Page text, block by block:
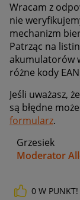
Wracam z
nie
mechanizm
Patrząc na
akumulatorów
różne kody
Jeśli uważasz,
są błędne
formularz.
Grzesiek
Moderator
0 W PUNKT!